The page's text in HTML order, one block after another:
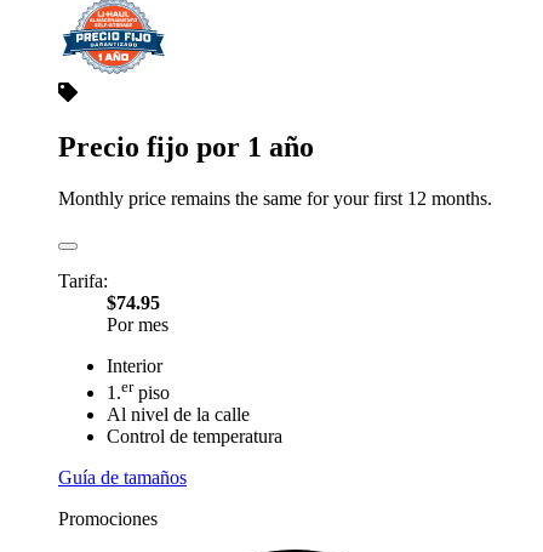
Precio fijo por 1 año
Monthly price remains the same for your first 12 months.
Tarifa:
$74.95
Por mes
Interior
1.erpiso
Al nivel de la calle
Control de temperatura
Guía de tamaños
Promociones